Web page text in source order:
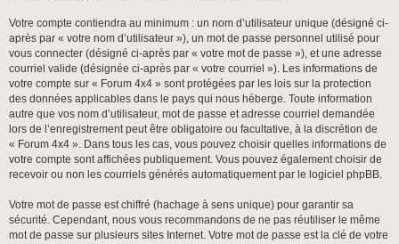
Votre compte contiendra au minimum : un nom d’utilisateur unique (désigné ci-
après par « votre nom d’utilisateur »), un mot de passe personnel utilisé pour
vous connecter (désigné ci-après par « votre mot de passe »), et une adresse
courriel valide (désignée ci-après par « votre courriel »). Les informations de
votre compte sur « Forum 4x4 » sont protégées par les lois sur la protection
des données applicables dans le pays qui nous héberge. Toute information
autre que vos nom d’utilisateur, mot de passe et adresse courriel demandée
lors de l’enregistrement peut être obligatoire ou facultative, à la discrétion de
« Forum 4x4 ». Dans tous les cas, vous pouvez choisir quelles informations de
votre compte sont affichées publiquement. Vous pouvez également choisir de
recevoir ou non les courriels générés automatiquement par le logiciel phpBB.
Votre mot de passe est chiffré (hachage à sens unique) pour garantir sa
sécurité. Cependant, nous vous recommandons de ne pas réutiliser le même
mot de passe sur plusieurs sites Internet. Votre mot de passe est la clé de votre